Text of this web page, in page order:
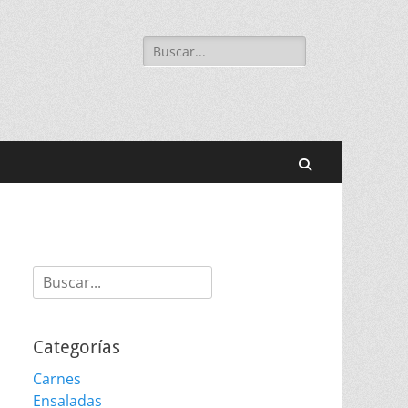
Buscar:
Buscar:
Categorías
Carnes
Ensaladas